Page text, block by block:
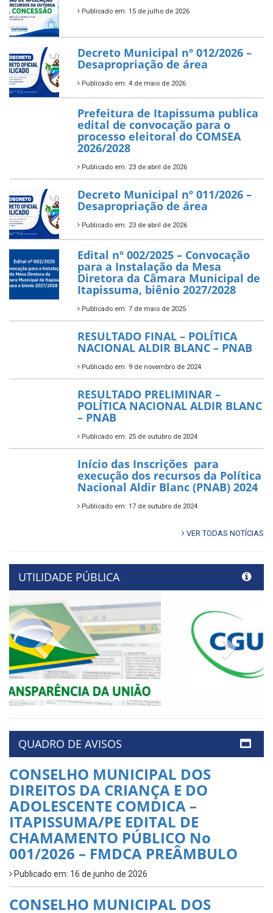
Publicado em: 15 de julho de 2026
Decreto Municipal nº 012/2026 –
Desapropriação de área
Publicado em: 4 de maio de 2026
Prefeitura de Itapissuma publica
edital de convocação para o
processo eleitoral do COMSEA
2026/2028
Publicado em: 23 de abril de 2026
Decreto Municipal nº 011/2026 –
Desapropriação de área
Publicado em: 23 de abril de 2026
Edital nº 002/2025 – Convocação
para a Instalação da Mesa
Diretora da Câmara Municipal de
Itapissuma, biênio 2027/2028
Publicado em: 7 de maio de 2025
RESULTADO FINAL – POLÍTICA
NACIONAL ALDIR BLANC – PNAB
Publicado em: 9 de novembro de 2024
RESULTADO PRELIMINAR –
POLÍTICA NACIONAL ALDIR BLANC
– PNAB
Publicado em: 25 de outubro de 2024
Início das Inscrições para
execução dos recursos da Política
Nacional Aldir Blanc (PNAB) 2024
Publicado em: 17 de outubro de 2024
VER TODAS NOTÍCIAS
UTILIDADE PÚBLICA
Previous Next
QUADRO DE AVISOS
CONSELHO MUNICIPAL DOS
DIREITOS DA CRIANÇA E DO
ADOLESCENTE COMDICA –
ITAPISSUMA/PE EDITAL DE
CHAMAMENTO PÚBLICO No
001/2026 – FMDCA PREÂMBULO
Publicado em: 16 de junho de 2026
CONSELHO MUNICIPAL DOS